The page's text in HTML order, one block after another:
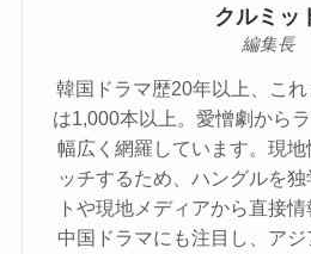
クルミッ
編集長
韓国ドラマ歴20年以上、こ
は1,000本以上。愛憎劇から
幅広く網羅しています。現
ッチするため、ハングルを
トや現地メディアから直接
中国ドラマにも注目し、ア